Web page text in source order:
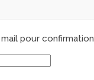
pour confirmation